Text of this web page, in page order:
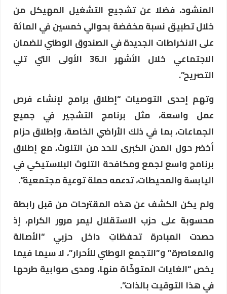
المنشود، فضلا عن تشجيع التشغيل المهيكل من
خلال تطبيق نسبة مخفضة بحوالي خمسين في المائة
على الانخراطات الجديدة في الصندوق الوطني للضمان
الاجتماعي خلال الأشهر الـ36 الأولى التي تلي
التصريح”.
وتهم إحدى التوصيات “إطلاق برامج لإنشاء فرص
عمل واسعة، مثل برنامج التشجير في جميع
الجماعات، بما في ذلك الأراضي الخاصة، وإطلاق حزام
أخضر حول المدن الكبرى للحد من التلوث، مع إطلاق
برنامج واسع لجمع ومكافحة التلوث البلاستيكي في
اليابسة والمحيطات، تدعمه حملة توعية مجتمعية”.
ولم يكن الكشف عن هذه المقترحات من قبل رابطة
محسوبة على حزب الاستقلال ليمر مرور الكرام، إذ
حصدت المبادرة تحفظاتٍ داخل حزبي “الأصالة
والمعاصرة” و”التجمع الوطني للأحرار”، لا سيما فيما
يخص “الغايات المتوخّاة منها، ومدى صوابية طرحها
في هذا التوقيت بالذات”.